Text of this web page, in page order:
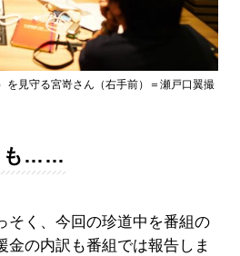
を見守る宮嵜さん（右手前）＝瀬戸口翼撮
も……
そく、今回の珍道中を番組の
金の内訳も番組では報告しま